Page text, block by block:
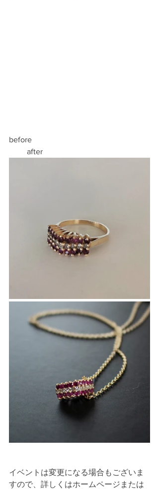
before
         after
イベントは変更になる場合もございま
すので、詳しくはホームページまたは